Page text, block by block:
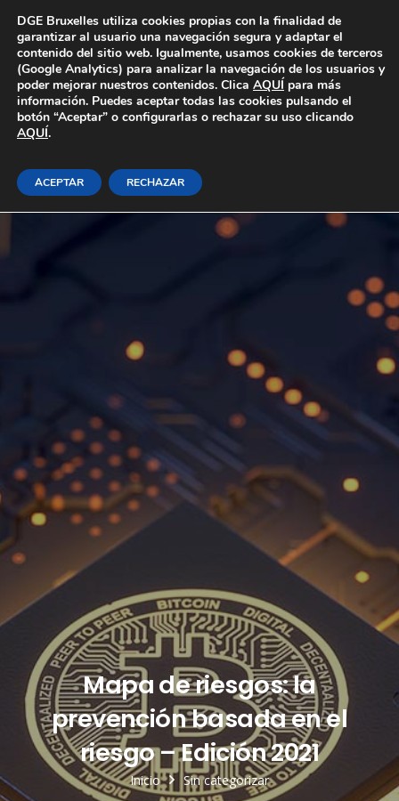
Área Privada
Mapa de riesgos: la
prevención basada en el
riesgo – Edición 2021
Inicio Sin categorizar
DGE Bruxelles utiliza cookies propias con la finalidad de
garantizar al usuario una navegación segura y adaptar el
contenido del sitio web. Igualmente, usamos cookies de terceros
(Google Analytics) para analizar la navegación de los usuarios y
poder mejorar nuestros contenidos. Clica AQUÍ para más
información. Puedes aceptar todas las cookies pulsando el
botón “Aceptar” o configurarlas o rechazar su uso clicando
AQUÍ.
ACEPTAR RECHAZAR